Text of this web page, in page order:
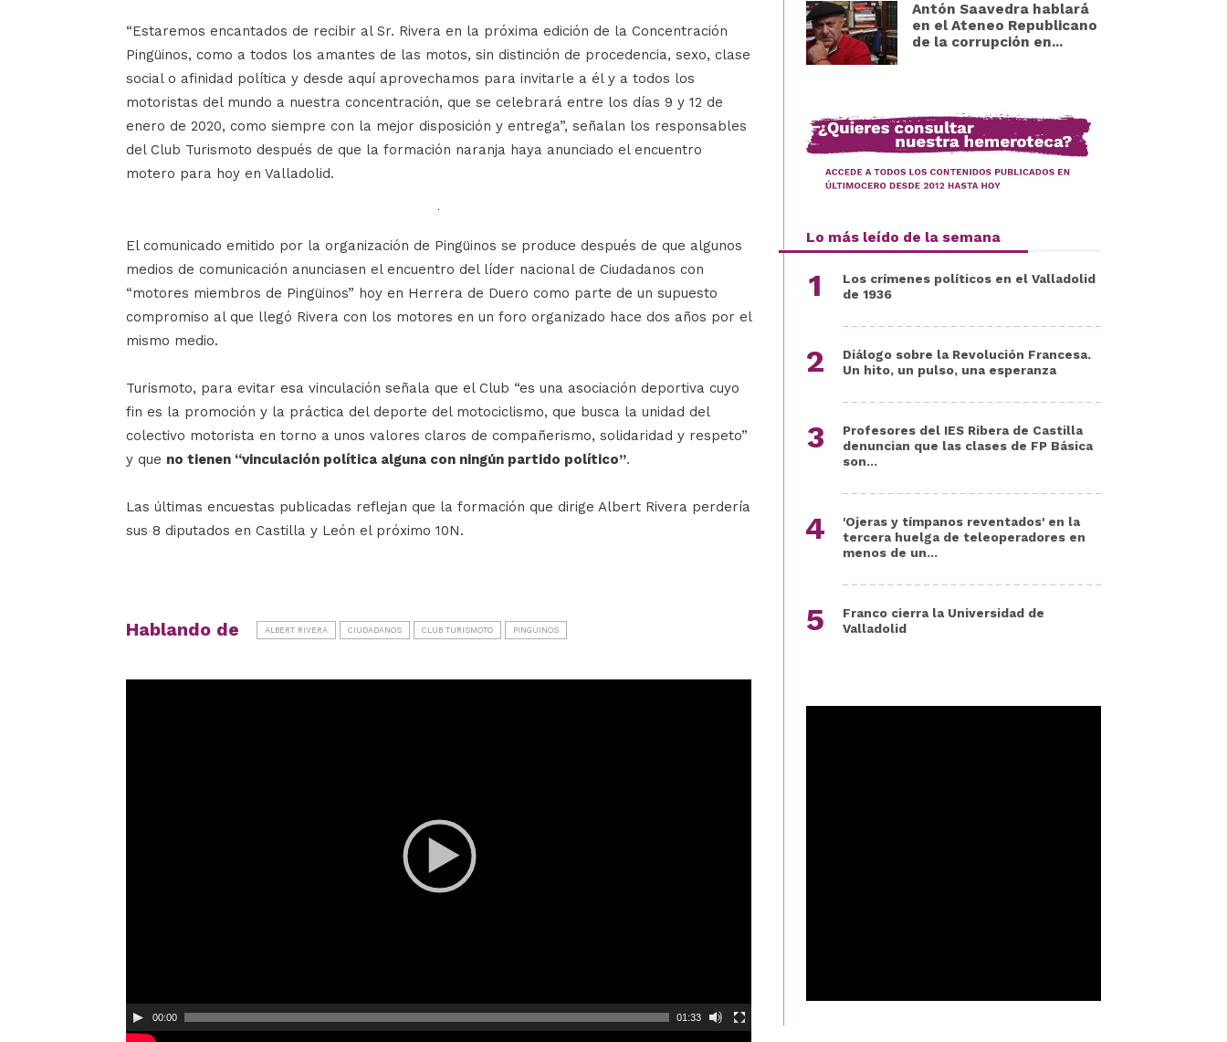
“Estaremos encantados de recibir al Sr. Rivera en la próxima edición de la Concentración
Pingüinos, como a todos los amantes de las motos, sin distinción de procedencia, sexo, clase
social o afinidad política y desde aquí aprovechamos para invitarle a él y a todos los
motoristas del mundo a nuestra concentración, que se celebrará entre los días 9 y 12 de
enero de 2020, como siempre con la mejor disposición y entrega”, señalan los responsables
del Club Turismoto después de que la formación naranja haya anunciado el encuentro
motero para hoy en Valladolid.
El comunicado emitido por la organización de Pingüinos se produce después de que algunos
medios de comunicación anunciasen el encuentro del líder nacional de Ciudadanos con
“motores miembros de Pingüinos” hoy en Herrera de Duero como parte de un supuesto
compromiso al que llegó Rivera con los motores en un foro organizado hace dos años por el
mismo medio.
Turismoto, para evitar esa vinculación señala que el Club “es una asociación deportiva cuyo
fin es la promoción y la práctica del deporte del motociclismo, que busca la unidad del
colectivo motorista en torno a unos valores claros de compañerismo, solidaridad y respeto”
y que no tienen “vinculación política alguna con ningún partido político”.
Las últimas encuestas publicadas reflejan que la formación que dirige Albert Rivera perdería
sus 8 diputados en Castilla y León el próximo 10N.
Hablando de ALBERT RIVERA CIUDADANOS CLUB TURISMOTO PINGÜINOS
00:00 01:33
Antón Saavedra hablará
en el Ateneo Republicano
de la corrupción en...
Lo más leído de la semana
Los crímenes políticos en el Valladolid
de 1936
Diálogo sobre la Revolución Francesa.
Un hito, un pulso, una esperanza
Profesores del IES Ribera de Castilla
denuncian que las clases de FP Básica
son...
'Ojeras y tímpanos reventados' en la
tercera huelga de teleoperadores en
menos de un...
Franco cierra la Universidad de
Valladolid